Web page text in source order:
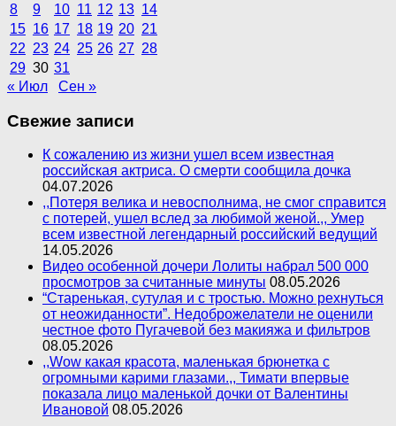
8
9 10 11 12 13 14
15 16 17 18 19 20 21
22 23 24 25 26 27 28
29 30 31
« Июл
Сен »
Свежие записи
К сожалению из жизни ушел всем известная
российская актриса. О смерти сообщила дочка
04.07.2026
,,Потеря велика и невосполнима, не смог справится
с потерей, ушел вслед за любимой женой.,, Умер
всем известной легендарный российский ведущий
14.05.2026
Видео особенной дочери Лолиты набрал 500 000
просмотров за считанные минуты 08.05.2026
“Старенькая, сутулая и с тростью. Можно рехнуться
от неожиданности”. Недоброжелатели не оценили
честное фото Пугачевой без макияжа и фильтров
08.05.2026
,,Wow какая красота, маленькая брюнетка с
огромными карими глазами.,, Тимати впервые
показала лицо маленькой дочки от Валентины
Ивановой 08.05.2026